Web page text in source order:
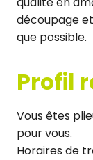
découpage
que possible.
Profil
Vous êtes
pour vous.
Horaires de